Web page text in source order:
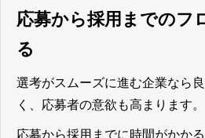
応募から採用までのフ
る
選考がスムーズに進む企業なら
く、応募者の意欲も高まります。
応募から採用までに時間がかか